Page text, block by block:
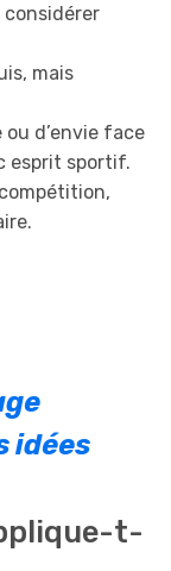
considérer
mais
d’envie face
esprit sportif.
idées
t-